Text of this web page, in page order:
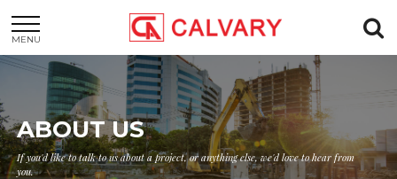
MENU
ABOUT US
If you'd like to talk to us about a project, or anything else, we'd love to hear from
you.